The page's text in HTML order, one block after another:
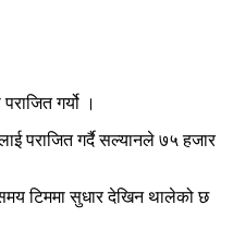
गर्यो ।
पराजित गर्दै सल्यानले ७५ हजार
टिममा सुधार देखिन थालेको छ